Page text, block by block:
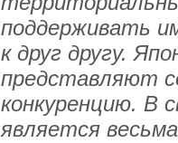
поддерживать
к друг другу.
представляют
конкуренцию. В
является